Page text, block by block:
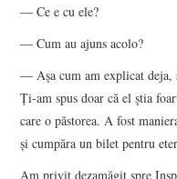
― Ce e cu ele?
― Cum au ajuns acolo?
― Aşa cum am explicat deja,
Ţi-am spus doar că el ştia
care o păstorea. A fost
şi cumpăra un bilet pentru
Am privit dezamăgit spre